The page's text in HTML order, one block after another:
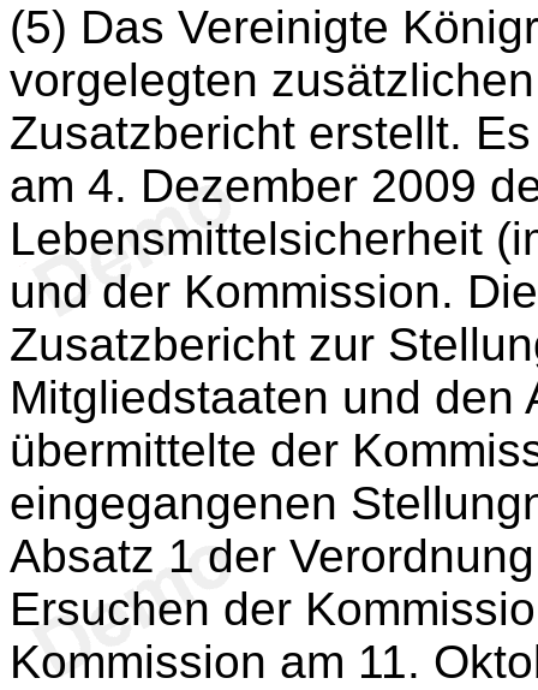
(5) Das Vereinigte
vorgelegten
Zusatzbericht erstellt.
am 4. Dezember 2009
Lebensmittelsicherheit
und der Kommission.
Zusatzbericht zur
Mitgliedstaaten und den
übermittelte der
eingegangenen
Absatz 1 der
Ersuchen der
Kommission am 11.